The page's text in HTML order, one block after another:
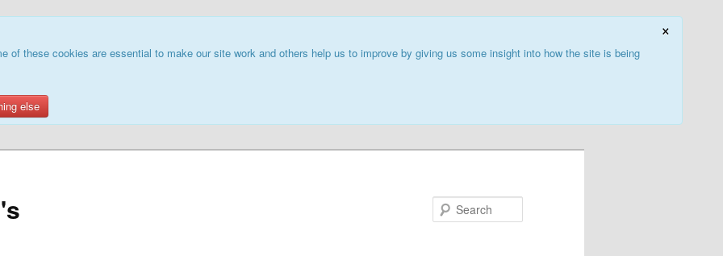
×
of these cookies are essential to make our site work and others help us to improve by giving us some insight into how the site is being
else